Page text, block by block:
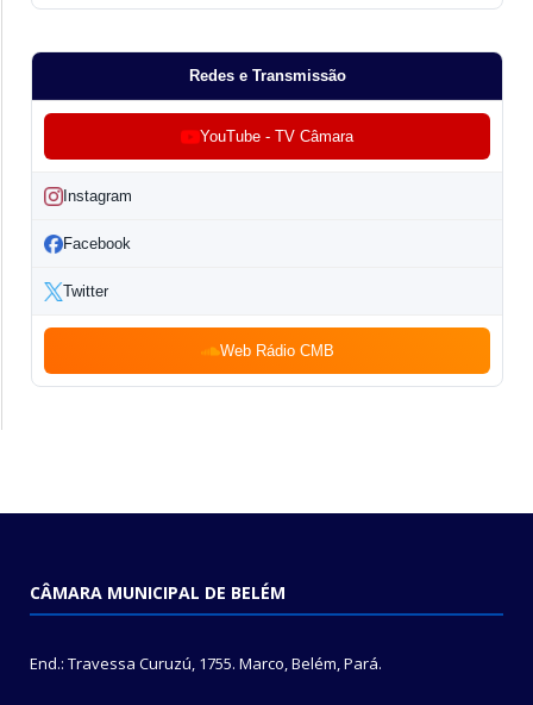
Redes e Transmissão
YouTube - TV Câmara
Instagram
Facebook
Twitter
Web Rádio CMB
CÂMARA MUNICIPAL DE BELÉM
End.: Travessa Curuzú, 1755. Marco, Belém, Pará.